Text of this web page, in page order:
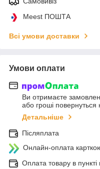
Meest ПОШТА
Всі умови доставки
Умови оплати
Ви отримаєте
або гроші повернуться
Детальніше
Післяплата
Онлайн-оплата
Оплата товару в пункті